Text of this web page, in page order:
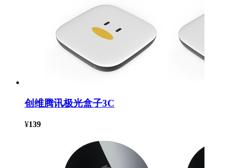
创维腾讯极光盒子3C
¥139